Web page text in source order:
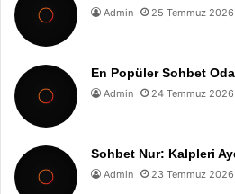
Admin 25 Temmuz 2026
En Popüler Sohbet
Admin 24 Temmuz 2026
Sohbet Nur: Kalpleri
Admin 23 Temmuz 2026